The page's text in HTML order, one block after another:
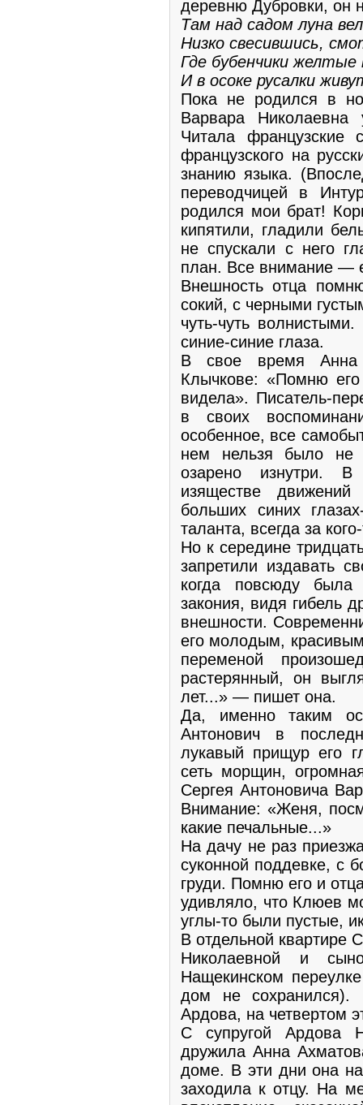
деревню Дубровки, он
Там над садом луна
Низко свесившись,
Где бубенчики
И в осоке русалки
Пока не родился в
Варвара
Читала французские
французского на
знанию языка.
переводчицей в
родился мои брат!
кипятили, глади­ли
не спускали с него
план. Все внимание —
Внешность отца
сокий, с черными
чуть-чуть
синие-синие глаза.
В свое время Анна
Клычкове: «Помню его
видела». Писатель-
в своих
особенное, все
нем нельзя было не
озарено изнутри. В
изяществе
больших синих
таланта, всегда за
Но к середине
запретили издавать
когда повсюду
закония, видя гибель
внешности.
его молодым,
переменой
растерянный, он
лет...» — пишет она.
Да, именно таким
Антонович в
лукавый прищур его
сеть морщин,
Сергея Антоновича
Внимание: «Женя,
какие печальные...»
На дачу не раз
суконной поддевке, с
груди. Помню его и
удивляло, что Клюев
углы-то были пустые,
В отдельной квар­тире
Никола­евной и
Нащекинском
дом не сохранился).
Ардова, на четвертом
С супругой Ардова
дружила Анна
доме. В эти дни она
заходила к от­цу. На